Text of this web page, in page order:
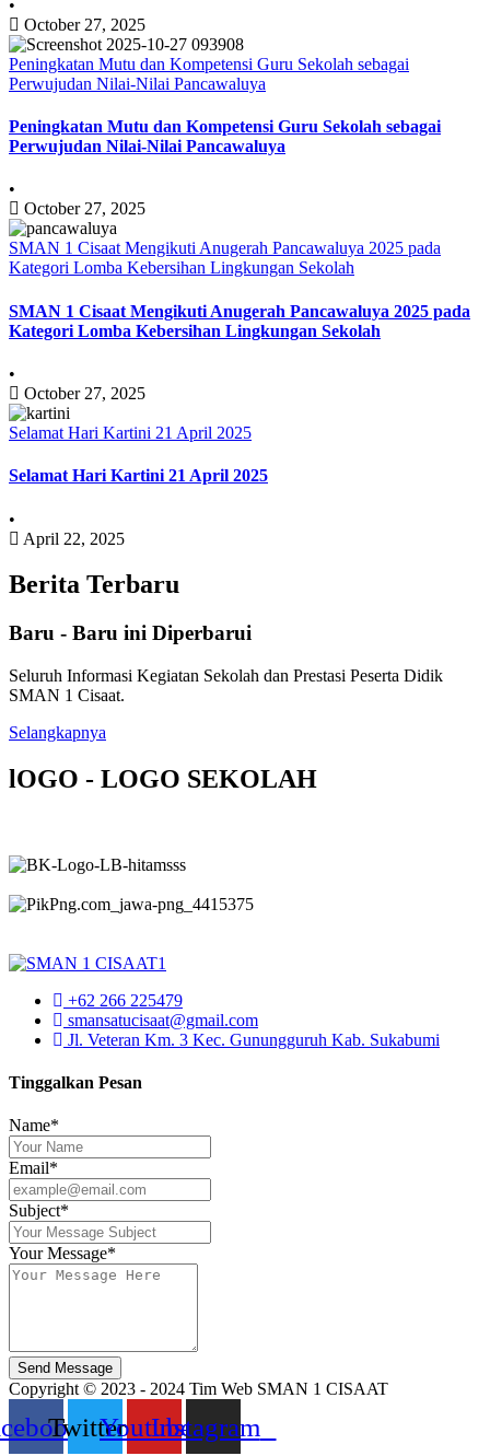
•
October 27, 2025
Peningkatan Mutu dan Kompetensi Guru Sekolah sebagai
Perwujudan Nilai-Nilai Pancawaluya
Peningkatan Mutu dan Kompetensi Guru Sekolah sebagai
Perwujudan Nilai-Nilai Pancawaluya
•
October 27, 2025
SMAN 1 Cisaat Mengikuti Anugerah Pancawaluya 2025 pada
Kategori Lomba Kebersihan Lingkungan Sekolah
SMAN 1 Cisaat Mengikuti Anugerah Pancawaluya 2025 pada
Kategori Lomba Kebersihan Lingkungan Sekolah
•
October 27, 2025
Selamat Hari Kartini 21 April 2025
Selamat Hari Kartini 21 April 2025
•
April 22, 2025
Berita Terbaru
Baru - Baru ini Diperbarui
Seluruh Informasi Kegiatan Sekolah dan Prestasi Peserta Didik
SMAN 1 Cisaat.
Selangkapnya
lOGO - LOGO SEKOLAH
+62 266 225479
smansatucisaat@gmail.com
Jl. Veteran Km. 3 Kec. Gunungguruh Kab. Sukabumi
Tinggalkan Pesan
Name*
Email*
Subject*
Your Message*
Send Message
Copyright © 2023 - 2024 Tim Web SMAN 1 CISAAT
TwitterYoutubeInstagram